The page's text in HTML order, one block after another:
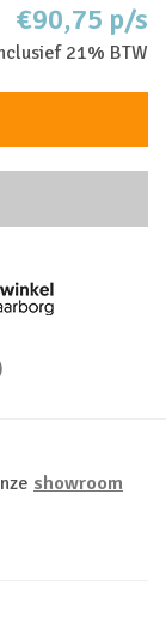
€90,75 p/s
21% BTW
showroom